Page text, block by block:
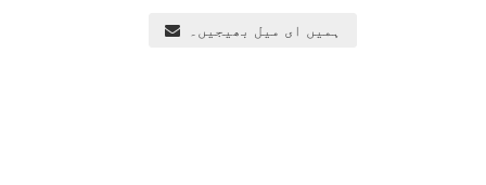
ہمیں ای میل بھیجیں۔